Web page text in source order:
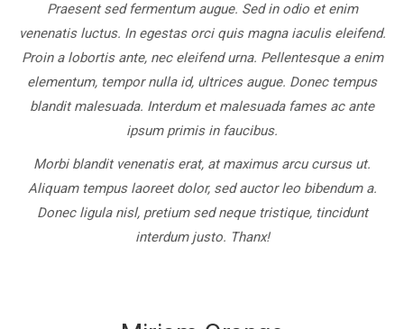
Praesent sed fermentum augue. Sed in odio et enim
venenatis luctus. In egestas orci quis magna iaculis eleifend.
Proin a lobortis ante, nec eleifend urna. Pellentesque a enim
elementum, tempor nulla id, ultrices augue. Donec tempus
blandit malesuada. Interdum et malesuada fames ac ante
ipsum primis in faucibus.
Morbi blandit venenatis erat, at maximus arcu cursus ut.
Aliquam tempus laoreet dolor, sed auctor leo bibendum a.
Donec ligula nisl, pretium sed neque tristique, tincidunt
interdum justo. Thanx!